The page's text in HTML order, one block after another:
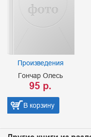
Произведения
Гончар Олесь
95 р.
В корзину